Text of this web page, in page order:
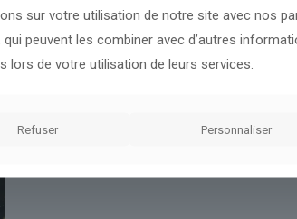
sur votre utilisation de notre site avec nos
qui peuvent les combiner avec d’autres
lors de votre utilisation de leurs services.
Refuser Personnaliser